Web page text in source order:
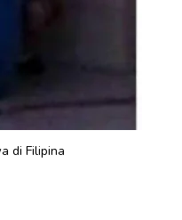
di Filipina